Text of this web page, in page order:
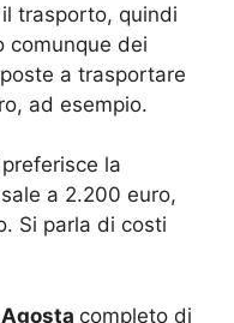
trasporto, quindi
comunque dei
a trasportare
ad esempio.
la
a 2.200 euro,
Si parla di costi
completo di